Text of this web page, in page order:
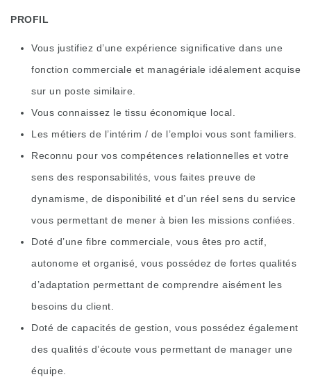
PROFIL
Vous justifiez d’une expérience significative dans une
fonction commerciale et managériale idéalement acquise
sur un poste similaire.
Vous connaissez le tissu économique local.
Les métiers de l’intérim / de l’emploi vous sont familiers.
Reconnu pour vos compétences relationnelles et votre
sens des responsabilités, vous faites preuve de
dynamisme, de disponibilité et d’un réel sens du service
vous permettant de mener à bien les missions confiées.
Doté d’une fibre commerciale, vous êtes pro actif,
autonome et organisé, vous possédez de fortes qualités
d’adaptation permettant de comprendre aisément les
besoins du client.
Doté de capacités de gestion, vous possédez également
des qualités d’écoute vous permettant de manager une
équipe.